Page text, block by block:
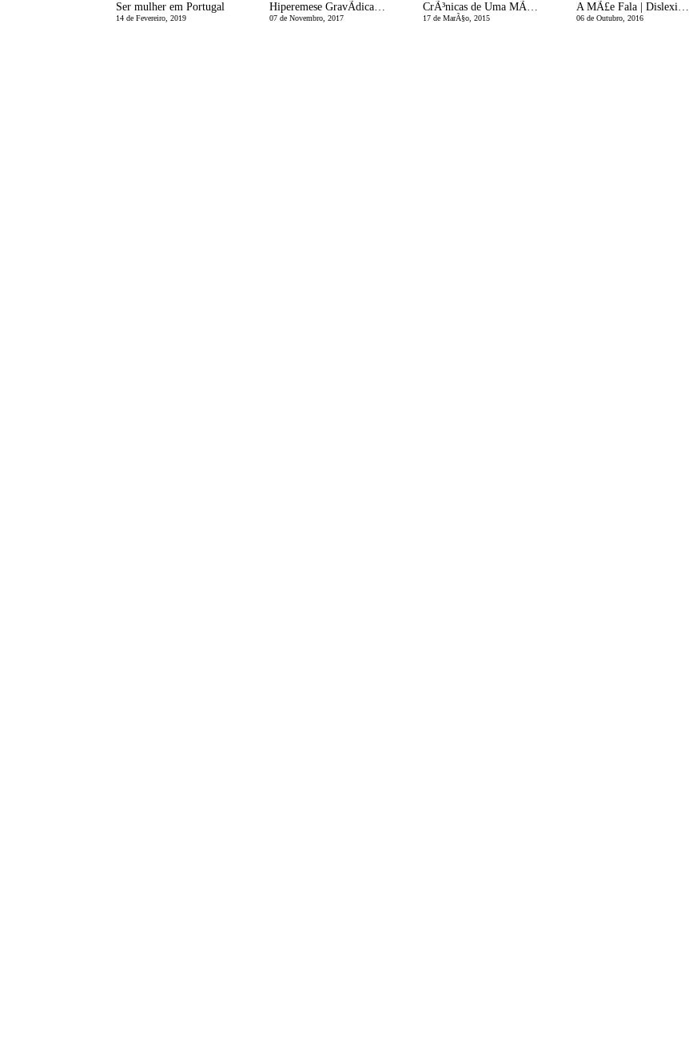
Ser mulher em Portugal
14 de Fevereiro, 2019
Hiperemese GravÃ­dica | NÃ£o Ã© sÃ³ Ã Kate que acontece (e muitas ideias de estilo para este inverno)
07 de Novembro, 2017
CrÃ³nicas de Uma MÃ£e Divorciada | Declaro-vos Agora Ex-marido e Ex-mulher
17 de MarÃ§o, 2015
A MÃ£e Fala | Dislexia? Aprender a ler - quando o processo Ã© difÃ­cil?
06 de Outubro, 2016